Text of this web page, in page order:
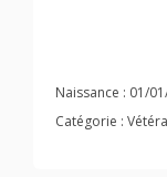
Naissance : 01/
Catégorie :